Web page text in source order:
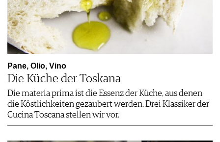
Pane, Olio, Vino
Die Küche der Toskana
Die materia prima ist die Essenz der Küche, aus denen
die Köstlichkeiten gezaubert werden. Drei Klassiker der
Cucina Toscana stellen wir vor.